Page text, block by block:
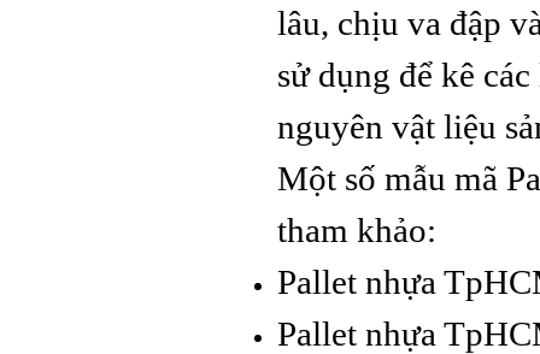
lâu, chịu va đập
sử dụng để kê
nguyên vật liệu
Một số mẫu mã
tham khảo:
Pallet nhựa
Pallet nhựa